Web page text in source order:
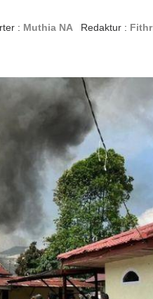
: Muthia NA Redaktur :